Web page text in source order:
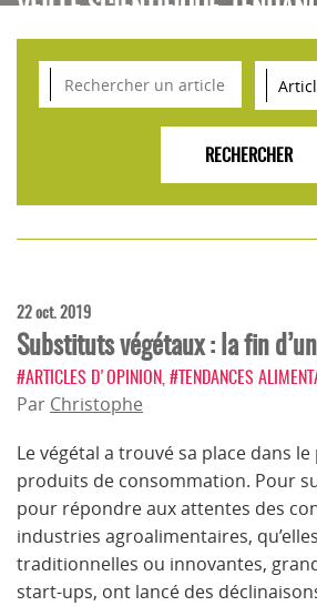
POUR L'INNOVATION
22 oct. 2019
Substituts végétaux : la fin
#ARTICLES D'OPINION #TENDANCES
Par Christophe
Le végétal a trouvé sa place dans le
produits de consommation. Pour
pour répondre aux attentes des
industries agroalimentaires,
traditionnelles ou innovantes,
start-ups, ont lancé des